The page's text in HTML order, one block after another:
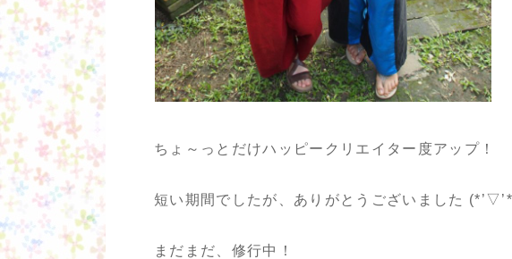
ちょ～っとだけハッピークリエイター度アップ！
短い期間でしたが、ありがとうございました
まだまだ、修行中！